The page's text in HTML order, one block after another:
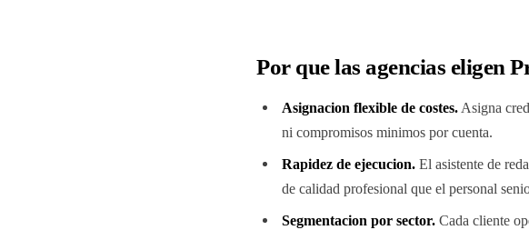
Por que las agencias eligen
Asignacion flexible de costes.Asigna
ni compromisos minimos por cuenta.
Rapidez de ejecucion. El asistente de
de calidad profesional que el personal
Segmentacion por sector. Cada cliente